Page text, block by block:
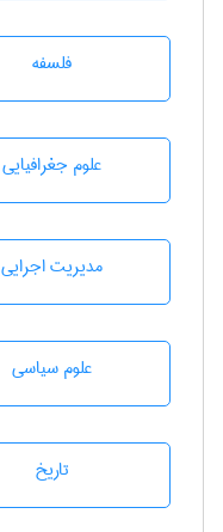
فلسفه
علوم جغرافيايی
مديريت اجرايی
علوم سياسی
تاريخ